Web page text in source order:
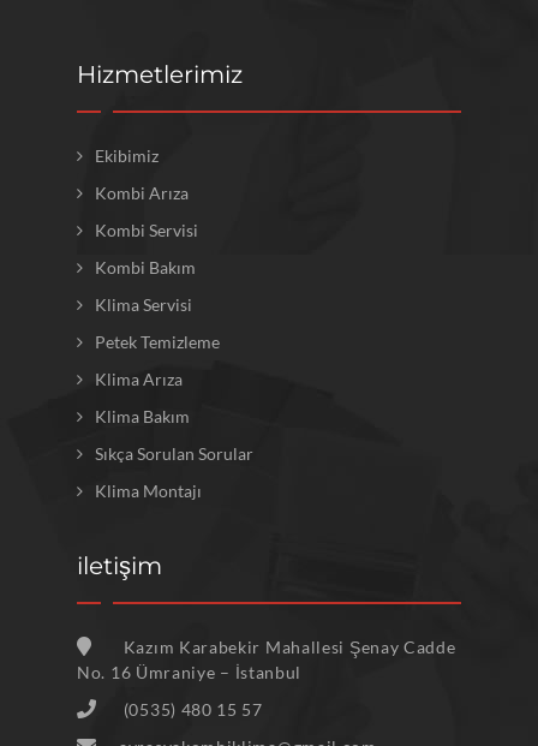
Hizmetlerimiz
Ekibimiz
Kombi Arıza
Kombi Servisi
Kombi Bakım
Klima Servisi
Petek Temizleme
Klima Arıza
Klima Bakım
Sıkça Sorulan Sorular
Klima Montajı
iletişim
Kazım Karabekir Mahallesi Şenay Cadde
No. 16 Ümraniye – İstanbul
(0535) 480 15 57